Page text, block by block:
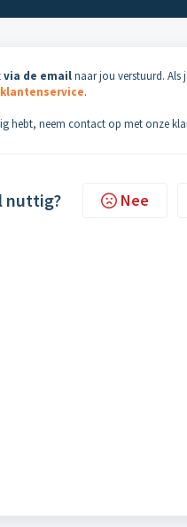
via de emailnaar jou verstuurd. Als
klantenservice.
hebt, neem contact op met onze
nuttig? Nee